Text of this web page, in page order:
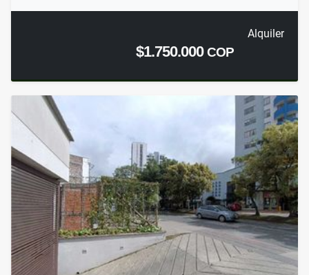
Alquiler
$1.750.000COP